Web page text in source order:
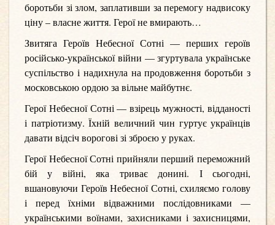
боротьби зі злом, заплативши за перемогу надвисоку
ціну – власне життя. Герої не вмирають…
Звитяга Героїв Небесної Сотні — перших героїв
російсько-української війни — згуртувала українське
суспільство і надихнула на продовження боротьби з
московською ордою за вільне майбутнє.
Герої Небесної Сотні — взірець мужності, відданості
і патріотизму. Їхній величний чин гуртує українців
давати відсіч ворогові зі зброєю у руках.
Герої Небесної Сотні прийняли перший переможний
бій у війні, яка триває донині. І сьогодні,
вшановуючи Героїв Небесної Сотні, схиляємо голову
і перед їхніми відважними послідовниками —
українськими воїнами, захисниками і захисницями,